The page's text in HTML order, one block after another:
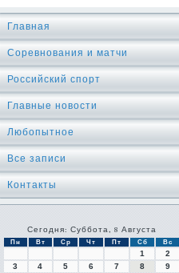
Главная
Соревнования и матчи
Российский спорт
Главные новости
Любопытное
Все записи
Контакты
Сегодня: Суббота, 8 Августа
Пн Вт Ср Чт Пт Сб Вс
1
2
3
4 5 6 7 8
9